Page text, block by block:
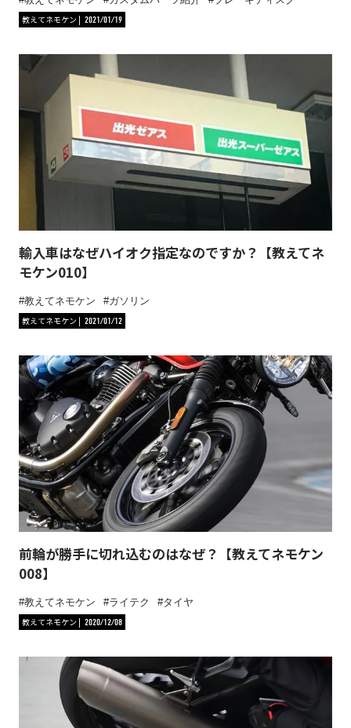
教えてネモケン
2021/01/19
輸入車はなぜハイオク指定なのですか？【教えてネ
モケン010】
教えてネモケン
ガソリン
教えてネモケン
2021/01/12
前輪が勝手に切れ込むのはなぜ？【教えてネモケン
008】
教えてネモケン ライテク
タイヤ
教えてネモケン
2020/12/08